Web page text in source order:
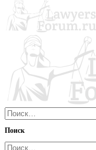
Поиск